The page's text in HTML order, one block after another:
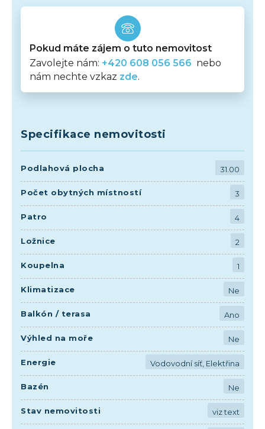
Pokud máte zájem o tuto nemovitost
Zavolejte nám: +420 608 056 566 nebo
nám nechte vzkaz zde.
Specifikace nemovitosti
Podlahová plocha 31.00
Počet obytných místností 3
Patro 4
Ložnice 2
Koupelna 1
Klimatizace Ne
Balkón / terasa Ano
Výhled na moře Ne
Energie Vodovodní síť, Elektřina
Bazén Ne
Stav nemovitosti viz text